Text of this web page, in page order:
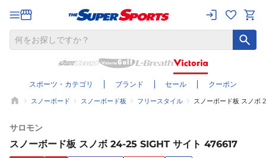
スポーツ・カテゴリ ブランド セール クーポン
スノーボード スノーボード板 フリースタイル スノーボード板 スノボ
サロモン
スノーボード板 スノボ 24-25 SIGHT サイト 476617